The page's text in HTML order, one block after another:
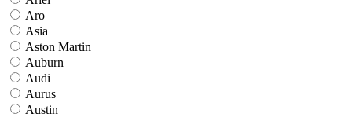
Aro
Asia
Aston Martin
Auburn
Audi
Aurus
Austin